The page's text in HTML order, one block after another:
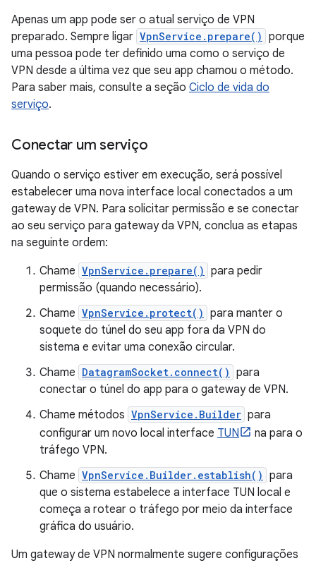
Apenas um app pode ser o atual serviço de VPN
preparado. Sempre ligar VpnService.prepare() porque
uma pessoa pode ter definido uma como o serviço de
VPN desde a última vez que seu app chamou o método.
Para saber mais, consulte a seção Ciclo de vida do
serviço.
Conectar um serviço
Quando o serviço estiver em execução, será possível
estabelecer uma nova interface local conectados a um
gateway de VPN. Para solicitar permissão e se conectar
ao seu serviço para gateway da VPN, conclua as etapas
na seguinte ordem:
Chame VpnService.prepare() para pedir
permissão (quando necessário).
Chame VpnService.protect() para manter o
soquete do túnel do seu app fora da VPN do
sistema e evitar uma conexão circular.
Chame DatagramSocket.connect() para
conectar o túnel do app para o gateway de VPN.
Chame métodos VpnService.Builder para
configurar um novo local interface TUN
na para o
tráfego VPN.
Chame VpnService.Builder.establish() para
que o sistema estabelece a interface TUN local e
começa a rotear o tráfego por meio da interface
gráfica do usuário.
Um gateway de VPN normalmente sugere configurações